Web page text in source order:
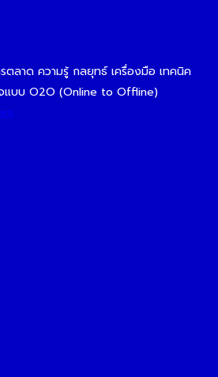
ตลาด ความรู้ กลยุทธ์ เครื่องมือ เทคนิค
แบบ O2O (Online to Offline)